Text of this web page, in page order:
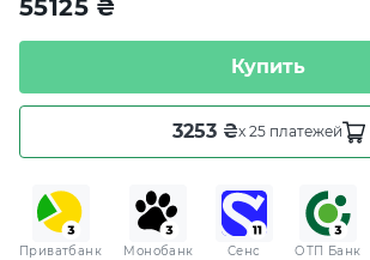
55125 ₴
Купить
3253 ₴x 25 платежей
Приватбанк Монобанк Сенс ОТП Банк